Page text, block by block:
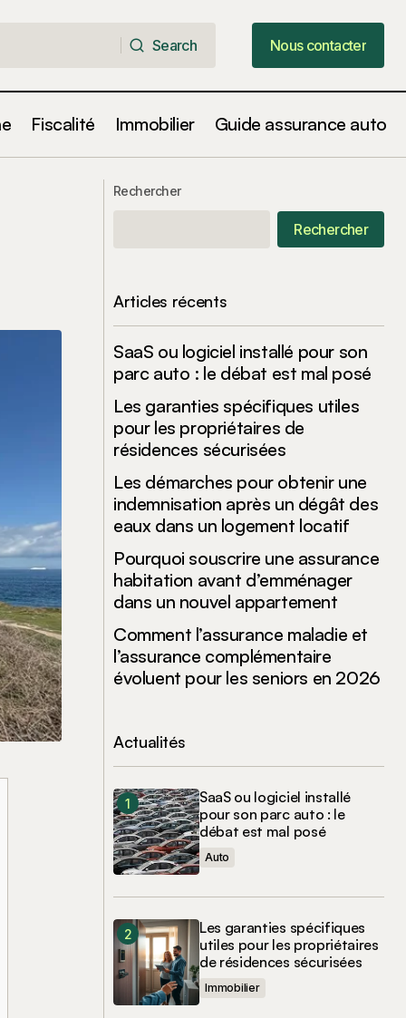
Search
Nous contacter
Nous contacter
Fiscalité Immobilier Guide assurance auto
renforcer l'autonomie continentale
Rechercher
Rechercher
Articles récents
SaaS ou logiciel installé pour son
parc auto : le débat est mal posé
Les garanties spécifiques utiles
pour les propriétaires de
résidences sécurisées
Les démarches pour obtenir une
indemnisation après un dégât des
eaux dans un logement locatif
Pourquoi souscrire une assurance
habitation avant d’emménager
dans un nouvel appartement
Comment l’assurance maladie et
l’assurance complémentaire
évoluent pour les seniors en 2026
Actualités
SaaS ou logiciel installé
pour son parc auto : le
débat est mal posé
Auto
Les garanties spécifiques
utiles pour les propriétaires
de résidences sécurisées
Immobilier